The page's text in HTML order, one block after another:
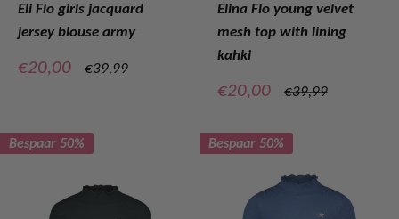
Eli Flo girls jacquard
jersey blouse army
Verkoopprijs
€20,00
Normale
€39,99
Elina Flo young velvet
mesh top with lining
kahki
Verkoopprijs
€20,00
Normale
€39,99
Bespaar 50% Bespaar 50%